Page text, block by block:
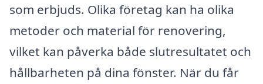
som erbjuds. Olika företag kan ha olika
metoder och material för renovering,
vilket kan påverka både slutresultatet och
hållbarheten på dina fönster. När du får